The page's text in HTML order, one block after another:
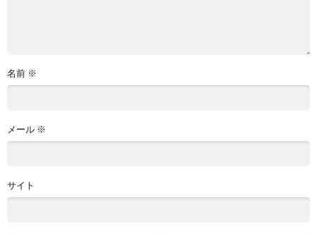
名前 ※
メール ※
サイト